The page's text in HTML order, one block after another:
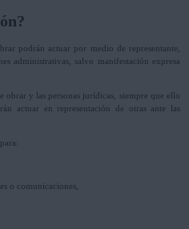
podrán actuar por medio de representante,
administrativas, salvo manifestación expresa
obrar y las personas jurídicas, siempre que ello
actuar en representación de otras ante las
o comunicaciones,